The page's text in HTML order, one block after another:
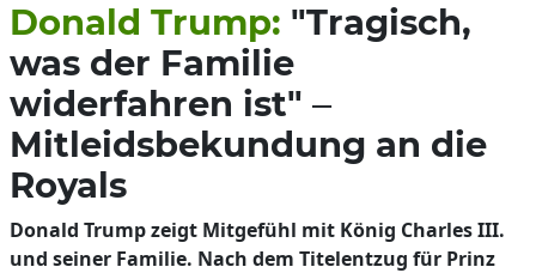
Donald Trump: "Tragisch,
was der Familie
widerfahren ist" –
Mitleidsbekundung an die
Royals
Donald Trump zeigt Mitgefühl mit König Charles III.
und seiner Familie. Nach dem Titelentzug für Prinz